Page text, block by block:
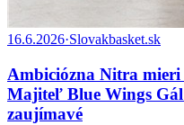
16.6.2026·Slovakbasket.sk
Ambiciózna Nitra
Majiteľ Blue Wings
zaujímavé